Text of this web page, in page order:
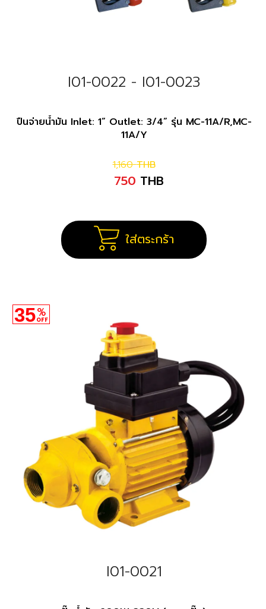
I01-0022 - I01-0023
ปืนจ่ายน้ำมัน Inlet: 1” Outlet: 3/4” รุ่น MC-11A/R,MC-
11A/Y
1,160 THB
750 THB
ใส่ตระกร้า
35%
OFF
I01-0021